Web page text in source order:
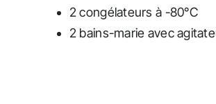
2 congélateurs à -80°C
2 bains-marie avec